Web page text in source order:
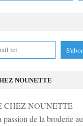
NOUNETTE
passion de la broderie au